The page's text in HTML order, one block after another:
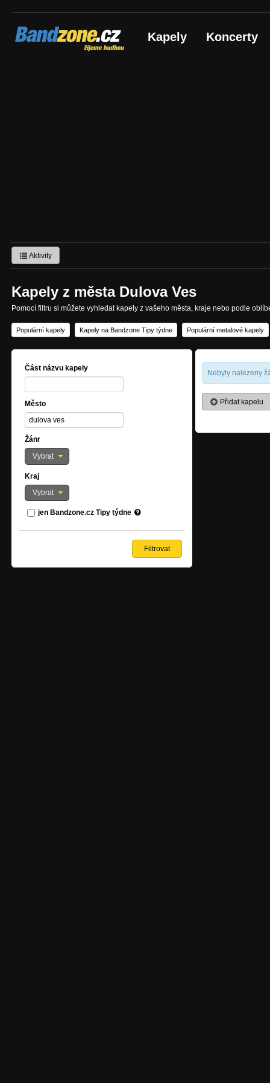
Bandzone.cz
žijeme hudbou Kapely Koncerty
Aktivity
Kapely z města Dulova Ves
Pomocí filtru si můžete vyhledat kapely z vašeho města, kraje nebo podle
Populární kapely Kapely na Bandzone Tipy týdne Populární metalové kapely
Část názvu kapely
Město
Žánr
Vybrat
Kraj
Vybrat
jen Bandzone.cz Tipy týdne
Nebyly nalezeny
Přidat kapelu